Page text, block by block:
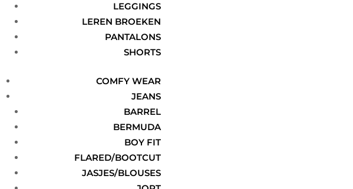
LEGGINGS
LEREN BROEKEN
PANTALONS
SHORTS
COMFY WEAR
JEANS
BARREL
BERMUDA
BOY FIT
FLARED/BOOTCUT
JASJES/BLOUSES
Volgen
Verlanglijst
SUPPORT
Algemene voorwaarden